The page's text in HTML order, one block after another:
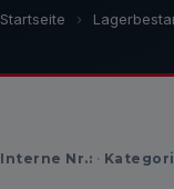
Startseite ›
Interne Nr.: ·